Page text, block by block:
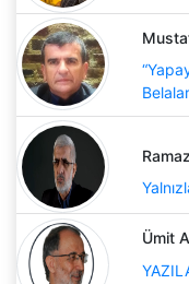
Ümit